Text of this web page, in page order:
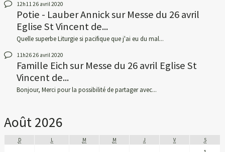
12h1126 avril 2020
Potie - Lauber AnnicksurMesse du 26 avril
Eglise St Vincent de...
Quelle superbe Liturgie si pacifique que j'ai eu du mal...
11h2626 avril 2020
Famille EichsurMesse du 26 avril Eglise St
Vincent de...
Bonjour, Merci pour la possibilité de partager avec...
Août 2026
D L M M J V S